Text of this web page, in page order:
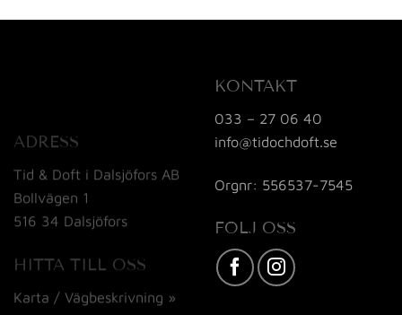
ADRESS
Tid & Doft i Dalsjöfors AB
Bollvägen 1
516 34 Dalsjöfors
HITTA TILL OSS
Karta / Vägbeskrivning »
KONTAKT
033 – 27 06 40
info@tidochdoft.se
Orgnr: 556537-7545
FÖLJ OSS